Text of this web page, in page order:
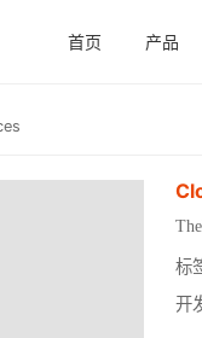
首页 产品
标
开